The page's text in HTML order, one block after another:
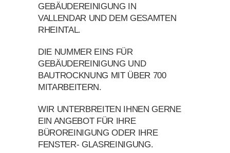
GEBÄUDEREINIGUNG IN
VALLENDAR UND DEM GESAMTEN
RHEINTAL.
DIE NUMMER EINS FÜR
GEBÄUDEREINIGUNG UND
BAUTROCKNUNG MIT ÜBER 700
MITARBEITERN.
WIR UNTERBREITEN IHNEN GERNE
EIN ANGEBOT FÜR IHRE
BÜROREINIGUNG ODER IHRE
FENSTER- GLASREINIGUNG.